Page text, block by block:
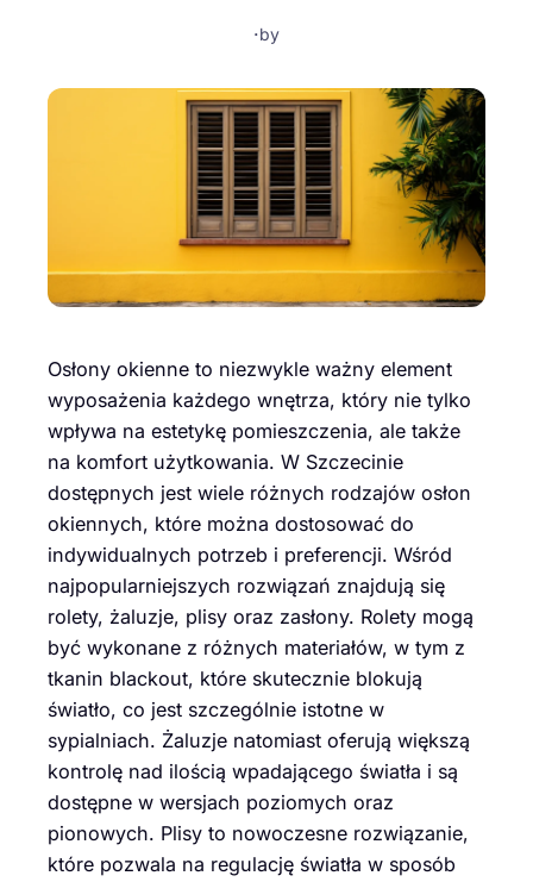
·by
Osłony okienne to niezwykle ważny element
wyposażenia każdego wnętrza, który nie tylko
wpływa na estetykę pomieszczenia, ale także
na komfort użytkowania. W Szczecinie
dostępnych jest wiele różnych rodzajów osłon
okiennych, które można dostosować do
indywidualnych potrzeb i preferencji. Wśród
najpopularniejszych rozwiązań znajdują się
rolety, żaluzje, plisy oraz zasłony. Rolety mogą
być wykonane z różnych materiałów, w tym z
tkanin blackout, które skutecznie blokują
światło, co jest szczególnie istotne w
sypialniach. Żaluzje natomiast oferują większą
kontrolę nad ilością wpadającego światła i są
dostępne w wersjach poziomych oraz
pionowych. Plisy to nowoczesne rozwiązanie,
które pozwala na regulację światła w sposób